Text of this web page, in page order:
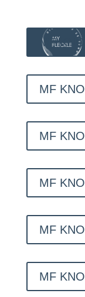
MF KNO
MF KNO
MF KNO
MF KNO
MF KNO
MF KNO